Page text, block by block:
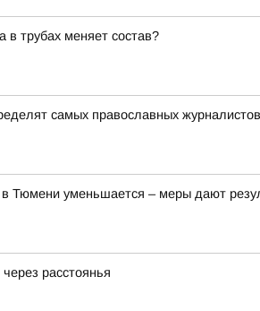
в трубах меняет состав?
самых православных журналистов
Тюмени уменьшается – меры дают
расстоянья